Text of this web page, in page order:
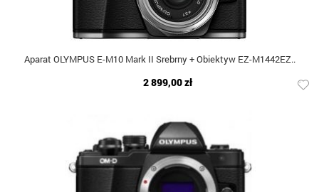
Aparat OLYMPUS E-M10 Mark II Srebrny + Obiektyw EZ-M1442EZ..
2 899,00 zł